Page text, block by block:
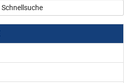
Schnellsuche